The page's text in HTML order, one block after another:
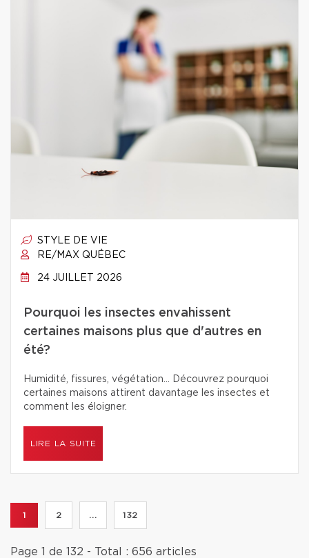
STYLE DE VIE
RE/MAX QUÉBEC
24 JUILLET 2026
Pourquoi les insectes envahissent
certaines maisons plus que d'autres en
été?
Humidité, fissures, végétation… Découvrez pourquoi
certaines maisons attirent davantage les insectes et
comment les éloigner.
LIRE LA SUITE
1 2 ... 132
Page 1 de 132 - Total : 656 articles